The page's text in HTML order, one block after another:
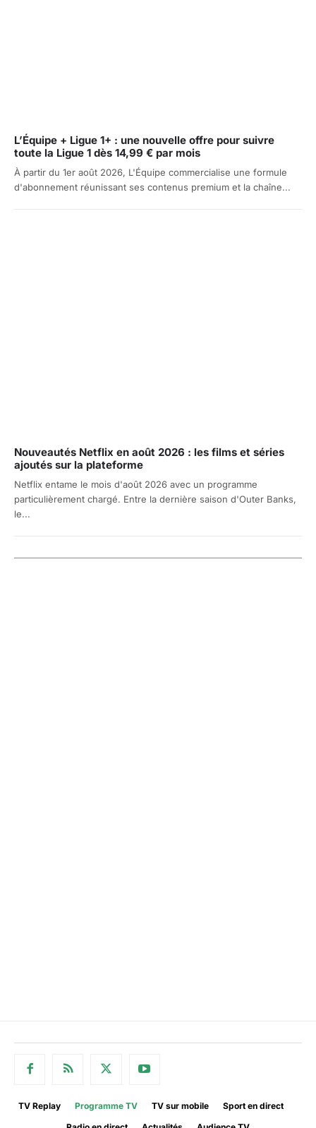
L’Équipe + Ligue 1+ : une nouvelle offre pour suivre
toute la Ligue 1 dès 14,99 € par mois
À partir du 1er août 2026, L'Équipe commercialise une formule
d'abonnement réunissant ses contenus premium et la chaîne...
Nouveautés Netflix en août 2026 : les films et séries
ajoutés sur la plateforme
Netflix entame le mois d'août 2026 avec un programme
particulièrement chargé. Entre la dernière saison d'Outer Banks,
le...
TV Replay Programme TV TV sur mobile
Sport en direct